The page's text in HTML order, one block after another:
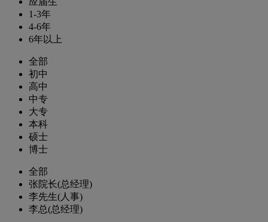
1-3年
4-6年
6年以上
全部
初中
高中
中专
大专
本科
硕士
博士
全部
张院长(总经理)
李先生(人事)
李总(总经理)